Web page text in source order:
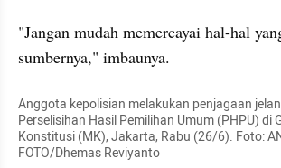
"Jangan mudah memercayai hal-hal
sumbernya," imbaunya.
Anggota kepolisian melakukan penjagaan
Perselisihan Hasil Pemilihan Umum (PHPU) di
Konstitusi (MK), Jakarta, Rabu (26/6). Foto:
FOTO/DhemasReviyanto